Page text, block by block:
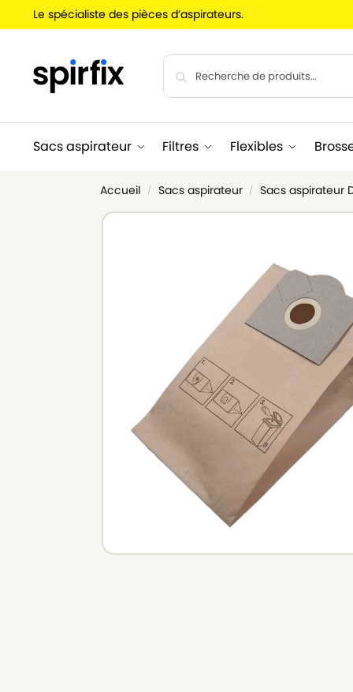
Le spécialiste des pièces d’aspirateurs.
Sacs aspirateur Filtres Flexibles
Accueil / Sacs aspirateur / Sacs aspirateur